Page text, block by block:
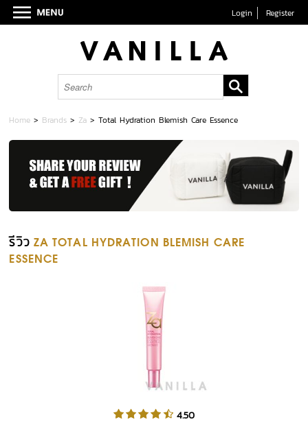
Login Register
Home > Brands > Za >Total Hydration Blemish Care Essence
รีวิว ZA TOTAL HYDRATION BLEMISH CARE
ESSENCE
4.50